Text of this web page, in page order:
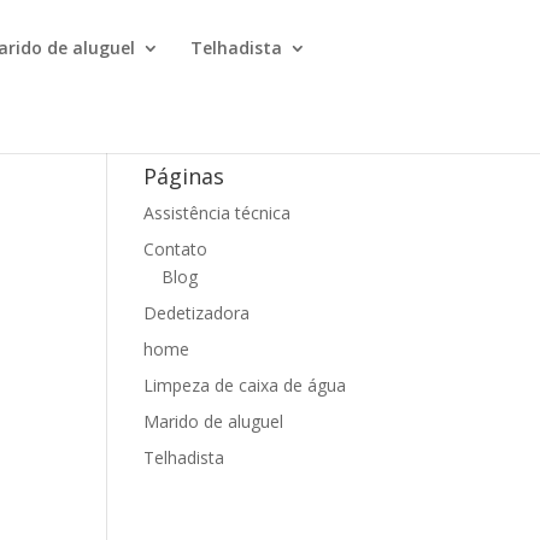
de aluguel Telhadista
Páginas
Assistência técnica
Contato
Blog
Dedetizadora
home
Limpeza de caixa de água
Marido de aluguel
Telhadista